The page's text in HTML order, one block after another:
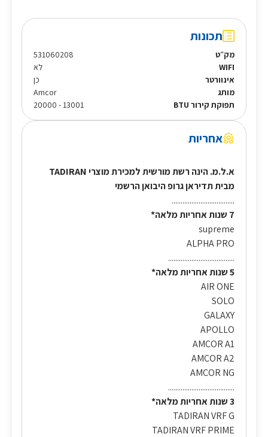
תכונות
מק״ט
531060208
WIFI
לא
אינוורטר
כן
מותג
Amcor
תפוקת קירור BTU
13001 - 20000
אחריות
א.ל.מ. הינה רשת מורשית למכירת מוצרי TADIRAN
מבית תדיראן גרופ היבואן הרשמי
...................................
7 שנות אחריות מלאה*
supreme
ALPHA PRO
.....................................
5 שנות אחריות מלאה*
AIR ONE
SOLO
GALAXY
APOLLO
AMCOR A1
AMCOR A2
AMCOR NG
.....................................
3 שנות אחריות מלאה*
TADIRAN VRF G
TADIRAN VRF PRIME